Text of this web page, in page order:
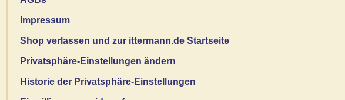
Impressum
Shop verlassen und zur ittermann.de Startseite
Privatsphäre-Einstellungen ändern
Historie der Privatsphäre-Einstellungen